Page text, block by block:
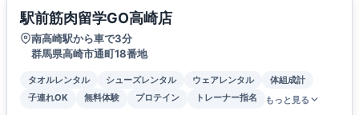
駅前筋肉留学GO高崎店
南高崎駅から車で3分
群馬県高崎市通町18番地
タオルレンタル シューズレンタル ウェアレンタル
体組成計
子連れOK
無料体験 プロテイン トレーナー指名 もっと見る